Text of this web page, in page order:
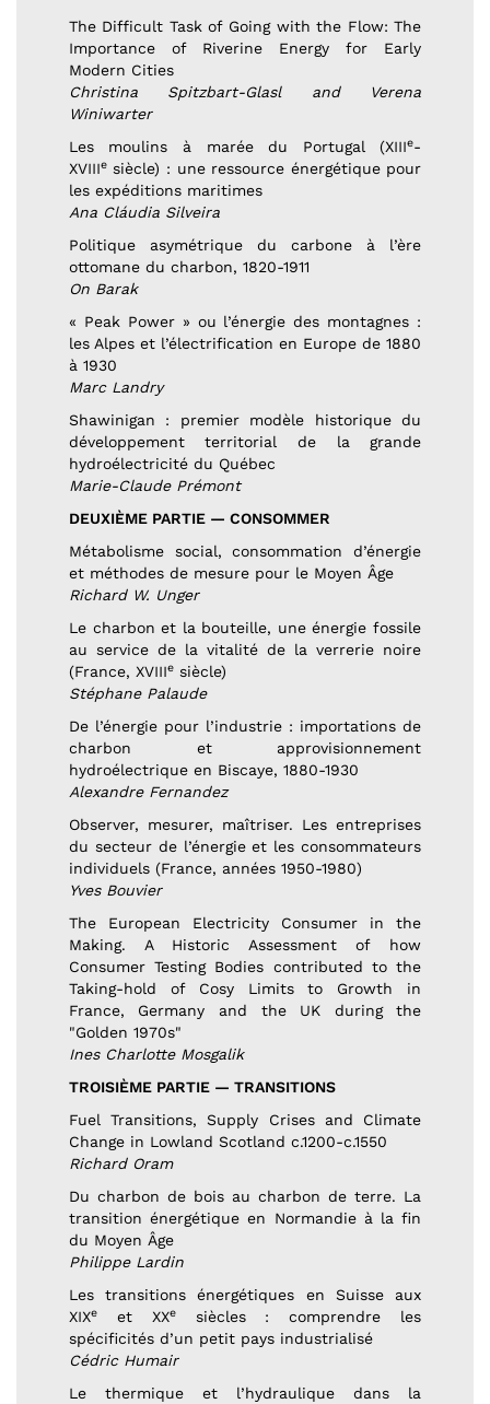
The Difficult Task of Going with the Flow: The
Importance of Riverine Energy for Early
Modern Cities
Christina Spitzbart-Glasl and Verena
Winiwarter
Les moulins à marée du Portugal (XIIIe-
XVIIIesiècle) : une ressource énergétique pour
les expéditions maritimes
Ana Cláudia Silveira
Politique asymétrique du carbone à l’ère
ottomane du charbon, 1820-1911
On Barak
« Peak Power » ou l’énergie des montagnes :
les Alpes et l’électrification en Europe de 1880
à 1930
Marc Landry
Shawinigan : premier modèle historique du
développement territorial de la grande
hydroélectricité du Québec
Marie-Claude Prémont
DEUXIÈME PARTIE — CONSOMMER
Métabolisme social, consommation d’énergie
et méthodes de mesure pour le Moyen Âge
Richard W. Unger
Le charbon et la bouteille, une énergie fossile
au service de la vitalité de la verrerie noire
(France, XVIIIesiècle)
Stéphane Palaude
De l’énergie pour l’industrie : importations de
charbon et approvisionnement
hydroélectrique en Biscaye, 1880-1930
Alexandre Fernandez
Observer, mesurer, maîtriser. Les entreprises
du secteur de l’énergie et les consommateurs
individuels (France, années 1950-1980)
Yves Bouvier
The European Electricity Consumer in the
Making. A Historic Assessment of how
Consumer Testing Bodies contributed to the
Taking-hold of Cosy Limits to Growth in
France, Germany and the UK during the
"Golden 1970s"
Ines Charlotte Mosgalik
TROISIÈME PARTIE — TRANSITIONS
Fuel Transitions, Supply Crises and Climate
Change in Lowland Scotland c.1200-c.1550
Richard Oram
Du charbon de bois au charbon de terre. La
transition énergétique en Normandie à la fin
du Moyen Âge
Philippe Lardin
Les transitions énergétiques en Suisse aux
XIXeet XXesiècles : comprendre les
spécificités d’un petit pays industrialisé
Cédric Humair
Le thermique et l’hydraulique dans la